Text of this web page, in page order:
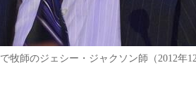
牧師のジェシー・ジャクソン師（2012年